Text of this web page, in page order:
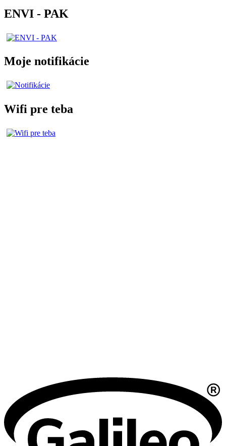
ENVI - PAK
Moje notifikácie
Wifi pre teba